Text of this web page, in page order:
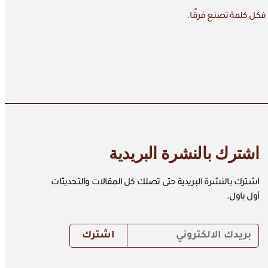
فكل كلمة تصنع فرقًا.
اشترك بالنشرة البريدية
اشترك بالنشرة البريدية حتى تصلك كل المقالات والتحديثات
أول باول.